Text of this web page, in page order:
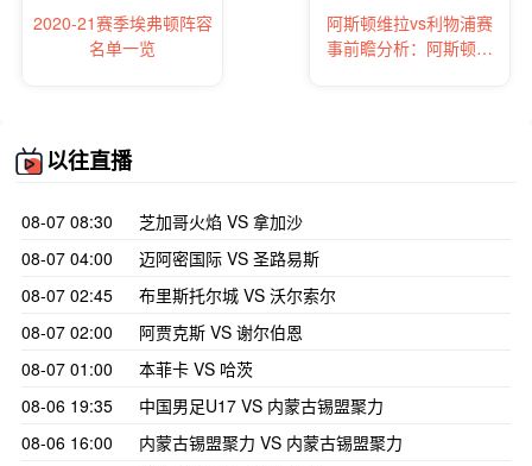
2020-21赛季埃弗顿阵容
名单一览
阿斯顿维拉vs利物浦赛
事前瞻分析：阿斯顿维
以往直播
08-07 08:30
芝加哥火焰 VS 拿加沙
08-07 04:00
迈阿密国际 VS 圣路易斯
08-07 02:45
布里斯托尔城 VS 沃尔索尔
08-07 02:00
阿贾克斯 VS 谢尔伯恩
08-07 01:00
本菲卡 VS 哈茨
08-06 19:35
中国男足U17 VS 内蒙古锡盟聚力
08-06 16:00
内蒙古锡盟聚力 VS 内蒙古锡盟聚力